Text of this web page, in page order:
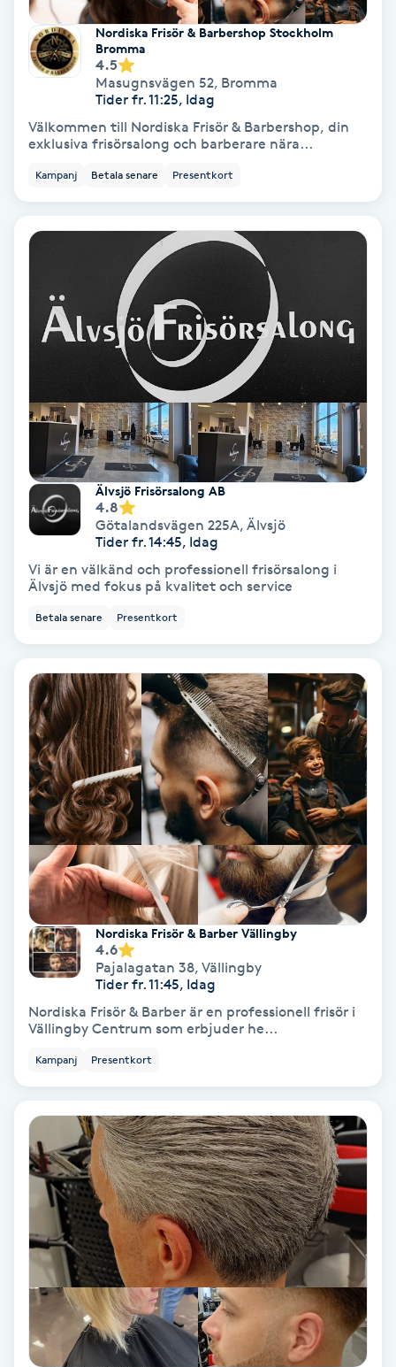
Läpptatuering
Makeup
Manikyr & Pedikyr
Medial vägledning
Medicinsk massage
Medium
Megavolymfransar
Melasma
Mesoterapi
MicroPen
Microshading
Mixfransar
Nagelförlängning
Nagelförlängning akryl
Nagelförlängning gelé
Nagelförlängning glasfiber
Nagelförlängning silke
Nagelförstärkning
Nagelklippning
Nagelsvamp
Nageltrång
Nagelvård
Naglar borttagning
Naglar reparation
Nordiska Frisör & Barbershop Stockholm
Bromma
4.5
Masugnsvägen 52, Bromma
Tider fr. 11:25, Idag
Välkommen till Nordiska Frisör & Barbershop, din
exklusiva frisörsalong och barberare nära...
Kampanj Betala senare Presentkort
Älvsjö Frisörsalong AB
4.8
Götalandsvägen 225A, Älvsjö
Tider fr. 14:45, Idag
Vi är en välkänd och professionell frisörsalong i
Älvsjö med fokus på kvalitet och service
Betala senare Presentkort
Nordiska Frisör & Barber Vällingby
4.6
Pajalagatan 38, Vällingby
Tider fr. 11:45, Idag
Nordiska Frisör & Barber är en professionell frisör i
Vällingby Centrum som erbjuder he...
Kampanj Presentkort